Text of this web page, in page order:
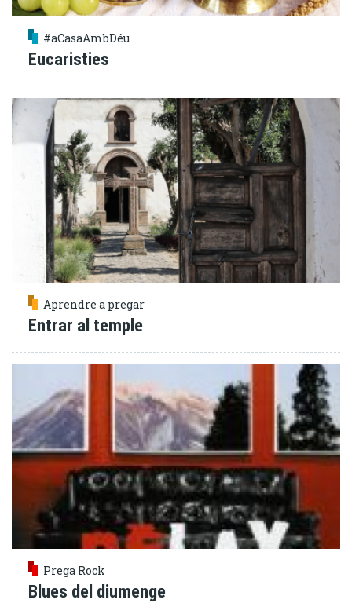
#aCasaAmbDéu
Eucaristies
Aprendre a pregar
Entrar al temple
Prega Rock
Blues del diumenge